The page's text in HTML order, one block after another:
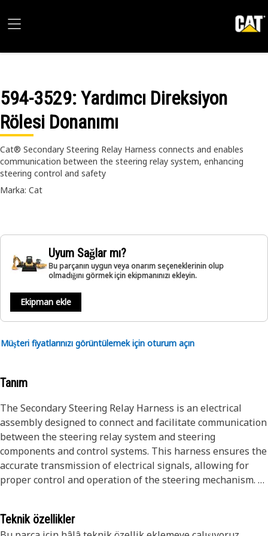
594-3529: Yardımcı Direksiyon
Rölesi Donanımı
Cat® Secondary Steering Relay Harness connects and enables
communication between the steering relay system, enhancing
steering control and safety
Marka: Cat
Uyum Sağlar mı?
Bu parçanın uygun veya onarım seçeneklerinin olup
olmadığını görmek için ekipmanınızı ekleyin.
Ekipman ekle
Müşteri fiyatlarınızı görüntülemek için oturum açın
Tanım
The Secondary Steering Relay Harness is an electrical
assembly designed to connect and facilitate communication
between the steering relay system and steering
components and control systems. This harness ensures the
accurate transmission of electrical signals, allowing for
proper control and operation of the steering mechanism.
• Made with high-quality, durable wiring materials for
Teknik özellikler